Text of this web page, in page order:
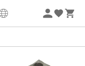
2 Produkten* Code